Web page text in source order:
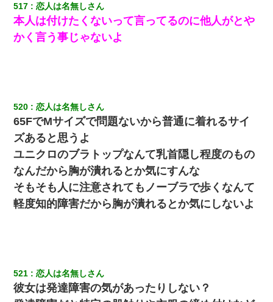
517 恋人は名無しさん
本人は付けたくないって言ってるのに他人がとや
かく言う事じゃないよ
520 恋人は名無しさん
65FでMサイズで問題ないから普通に着れるサイ
ズあると思うよ
ユニクロのブラトップなんて乳首隠し程度のもの
なんだから胸が潰れるとか気にすんな
そもそも人に注意されてもノーブラで歩くなんて
軽度知的障害だから胸が潰れるとか気にしないよ
521 恋人は名無しさん
彼女は発達障害の気があったりしない？